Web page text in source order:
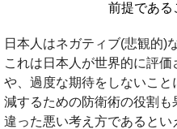
前提である
日本人はネガティブ(悲観的)
これは日本人が世界的に評
や、過度な期待をしないこ
減するための防衛術の役割
違った悪い考え方であるとい